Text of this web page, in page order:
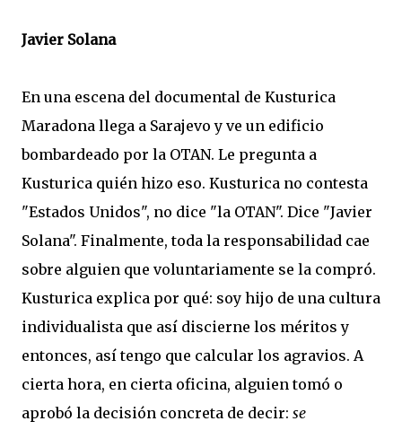
Javier Solana
En una escena del documental de Kusturica
Maradona llega a Sarajevo y ve un edificio
bombardeado por la OTAN. Le pregunta a
Kusturica quién hizo eso. Kusturica no contesta
"Estados Unidos", no dice "la OTAN". Dice "Javier
Solana". Finalmente, toda la responsabilidad cae
sobre alguien que voluntariamente se la compró.
Kusturica explica por qué: soy hijo de una cultura
individualista que así discierne los méritos y
entonces, así tengo que calcular los agravios. A
cierta hora, en cierta oficina, alguien tomó o
aprobó la decisión concreta de decir: se